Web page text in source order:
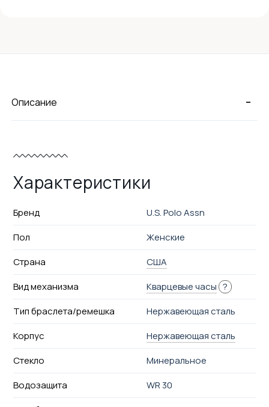
-
Описание
Характеристики
Бренд
U.S. Polo Assn
Пол
Женские
Страна
США
Вид механизма
Кварцевые часы ?
Тип браслета/ремешка
Нержавеющая сталь
Корпус
Нержавеющая сталь
Стекло
Минеральное
Водозащита
WR 30